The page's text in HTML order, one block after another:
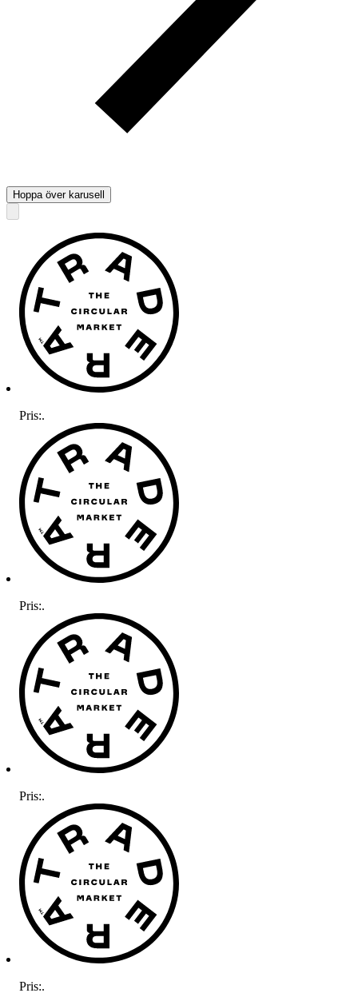
Hoppa över karusell
Pris:.
Pris:.
Pris:.
Pris:.